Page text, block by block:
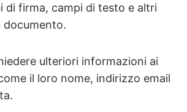
di firma, campi di testo e altri
documento.
ulteriori informazioni ai
il loro nome, indirizzo email